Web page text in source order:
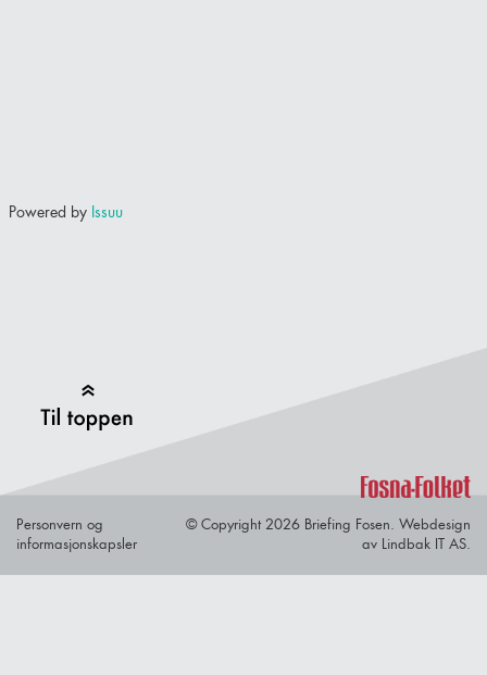
Powered by Issuu
Personvern og
informasjonskapsler
© Copyright 2026 Briefing Fosen. Webdesign
av Lindbak IT AS.